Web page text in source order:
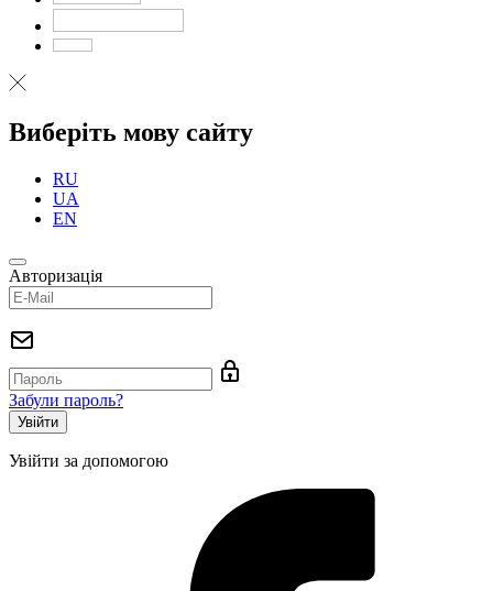
Виберіть мову сайту
RU
UA
EN
Авторизація
Забули пароль?
Увійти за допомогою